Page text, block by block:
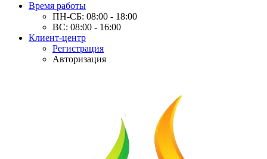
Время работы
ПН-СБ: 08:00 - 18:00
ВС: 08:00 - 16:00
Клиент-центр
Регистрация
Авторизация